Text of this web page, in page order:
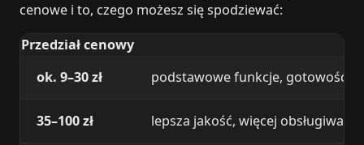
cenowe i to, czego możesz się spodziewać:
Przedział cenowy
ok. 9–30 zł
podstawowe funkcje, gotowość
35–100 zł lepsza jakość, więcej